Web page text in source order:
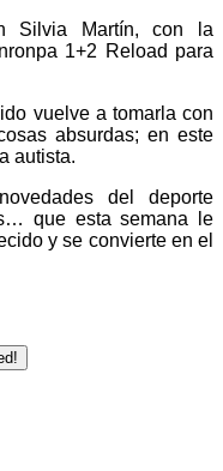
Silvia Martín, con la
1+2 Reload para
vuelve a tomarla con
absurdas; en este
autista.
del deporte
que esta semana le
y se convierte en el